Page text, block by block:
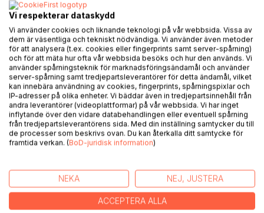
BESKRIVNING
Om ditt hjälpande utgår från en brist är det inte hälsosamt.
Varje försök att ge en annan människa något du nekar dig
själv tillgång till; kärlek, omsorg, medkänsla, skapar på sikt
bitterhet och sjukdom hos dig själv. Bilden av den
välbefinnande oförtrutet står till förfogande för sin
medmänniska är en gammal programmering av vårt
omedvetna som inte leder till helande för någondera
parten. Istället är det genom att hela oss själva först som vi
Vi respekterar dataskydd
Vi använder cookies och liknande teknologi på vår webbsida. Vissa av
dem är väsentliga och tekniskt nödvändiga. Vi använder även metoder
för att analysera (t.ex. cookies eller fingerprints samt server-spårning)
och för att mäta hur ofta vår webbsida besöks och hur den används. Vi
använder spårningsteknik för marknadsföringsändamål och använder
server-spårning samt tredjepartsleverantörer för detta ändamål, vilket
kan innebära användning av cookies, fingerprints, spårningspixlar och
IP-adresser på olika enheter. Vi bäddar även in tredjepartsinnehåll från
andra leverantörer (videoplattformar) på vår webbsida. Vi har inget
inflytande över den vidare databehandlingen eller eventuell spårning
från tredjepartsleverantörens sida. Med din inställning samtycker du till
de processer som beskrivs ovan. Du kan återkalla ditt samtycke för
framtida verkan. (BoD-juridisk information)
NEKA NEJ, JUSTERA
ACCEPTERA ALLA